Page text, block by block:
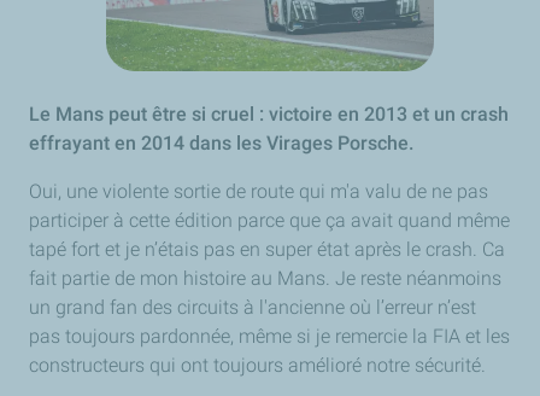
Le Mans peut être si cruel : victoire en 2013 et un crash
effrayant en 2014 dans les Virages Porsche.
Oui, une violente sortie de route qui m'a valu de ne pas
participer à cette édition parce que ça avait quand même
tapé fort et je n’étais pas en super état après le crash. Ca
fait partie de mon histoire au Mans. Je reste néanmoins
un grand fan des circuits à l'ancienne où l’erreur n’est
pas toujours pardonnée, même si je remercie la FIA et les
constructeurs qui ont toujours amélioré notre sécurité.